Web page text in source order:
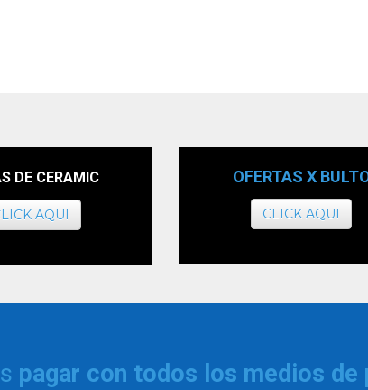
DE CERAMIC
AQUI
OFERTAS X
CLICK AQUI
pagar con todos los medios de